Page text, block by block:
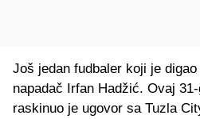
Još jedan fudbaler koji je
napadač Irfan Hadžić. Ovaj
raskinuo je ugovor sa Tuzla